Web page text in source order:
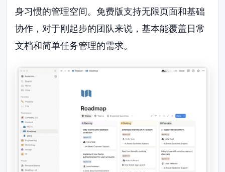
身习惯的管理空间。免费版支持无限页面和基础
协作，对于刚起步的团队来说，基本能覆盖日常
文档和简单任务管理的需求。